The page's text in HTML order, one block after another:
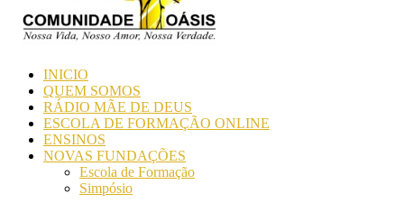
INICIO
QUEM SOMOS
RÁDIO MÃE DE DEUS
ESCOLA DE FORMAÇÃO ONLINE
ENSINOS
NOVAS FUNDAÇÕES
Escola de Formação
Simpósio